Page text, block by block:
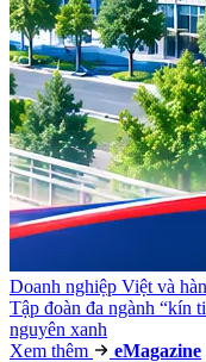
Doanh nghiệp Việt và
Tập đoàn đa ngành “kín
nguyên xanh
Xem thêm
eMagazine